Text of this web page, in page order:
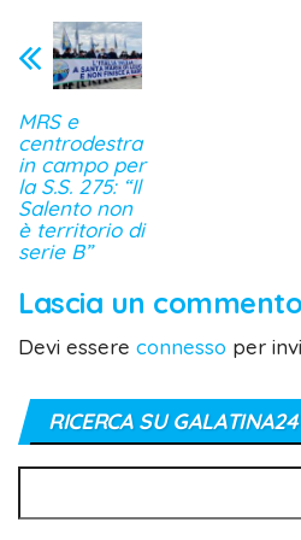
MRS e
centrodestra
in campo per
la S.S. 275: “Il
Salento non
è territorio di
serie B”
Lascia un commento
Devi essere connesso per
RICERCA SU GALATINA24
per: